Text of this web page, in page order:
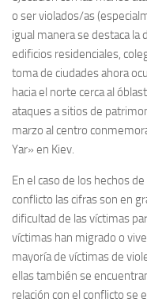
o ser violados/as
igual manera se destaca la
edificios residenciales,
toma de ciudades ahora
hacia el norte cerca al
ataques a sitios de
marzo al centro
Yar» en Kiev.
En el caso de los hechos
conflicto las cifras son en
dificultad de las víctimas
víctimas han migrado o
mayoría de víctimas de
ellas también se
relación con el conflicto se